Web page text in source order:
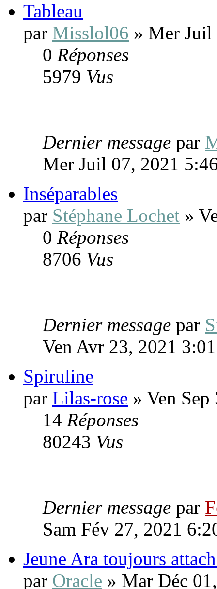
Tableau
par Misslol06 » Mer Juil
0 Réponses
5979 Vus
Dernier message par
Mer Juil 07, 2021
Inséparables
par Stéphane Lochet »
0 Réponses
8706 Vus
Dernier message par
Ven Avr 23, 2021
Spiruline
par Lilas-rose » Ven
14 Réponses
80243 Vus
Dernier message par
Sam Fév 27, 2021
Jeune Ara toujours
par Oracle » Mar Déc